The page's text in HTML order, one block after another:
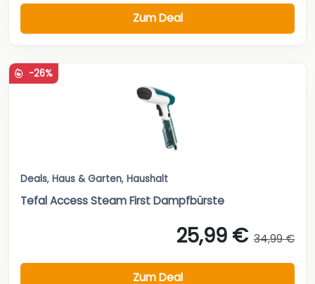
Zum Deal
-26%
Deals, Haus & Garten, Haushalt
Tefal Access Steam First Dampfbürste
25,99 € 34,99 €
Zum Deal